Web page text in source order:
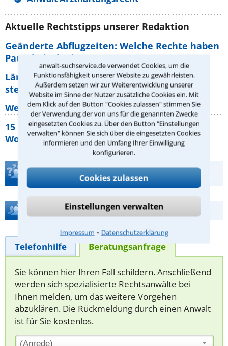
anwalt-suchservice.de verwendet Cookies, um die
Funktionsfähigkeit unserer Website zu gewährleisten.
Außerdem setzen wir zur Weiterentwicklung unserer
Website im Sinne der Nutzer zusätzliche Cookies ein. Mit
dem Klick auf den Button "Cookies zulassen" stimmen Sie
der Verwendung der von uns für die genannten Zwecke
eingesetzten Cookies zu. Über den Button "Einstellungen
verwalten" können Sie sich über die eingesetzten Cookies
informieren und den Umfang Ihrer Einwilligung
konfigurieren.
Cookies zulassen
Einstellungen verwalten
Impressum ⁃ Datenschutzerklärung
Aktuelle Rechtstipps unserer Redaktion
Geänderte Abflugzeiten: Welche Rechte haben
Pauschalurlauber?
Lärm von den Nachbarn: Welche Rechte
stehen mir zu?
Wer muss Zweitwohnungssteuer zahlen?
15 elementare Rechte, die jeder
Wohnungseigentümer kennen sollte
Teste Dein Rechtswissen
Hilfe bei Ihrer Anwaltsuche?
Telefonhilfe Beratungsanfrage
Sie können hier Ihren Fall schildern. Anschließend
werden sich spezialisierte Rechtsanwälte bei
Ihnen melden, um das weitere Vorgehen
abzuklären. Die Rückmeldung durch einen Anwalt
ist für Sie kostenlos.
(Anrede)